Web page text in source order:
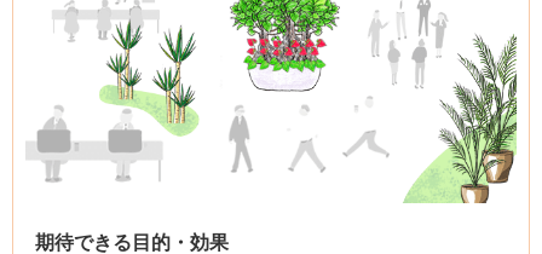
期待できる目的・効果